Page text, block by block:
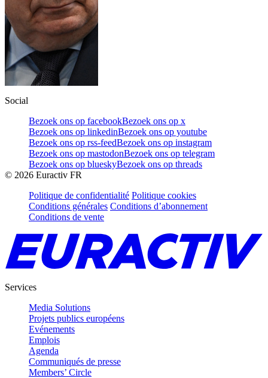
Social
Bezoek ons op facebookBezoek ons op x
Bezoek ons op linkedinBezoek ons op youtube
Bezoek ons op rss-feedBezoek ons op instagram
Bezoek ons op mastodonBezoek ons op telegram
Bezoek ons op blueskyBezoek ons op threads
© 2026 Euractiv FR
Politique de confidentialité Politique cookies
Conditions générales Conditions d’abonnement
Conditions de vente
Services
Media Solutions
Projets publics européens
Evénements
Emplois
Agenda
Communiqués de presse
Members’ Circle